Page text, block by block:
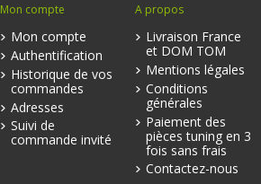
Mon compte
Mon compte
Authentification
Historique de vos
commandes
Adresses
Suivi de
commande invité
A propos
Livraison France
et DOM TOM
Mentions légales
Conditions
générales
Paiement des
pièces tuning en 3
fois sans frais
Contactez-nous